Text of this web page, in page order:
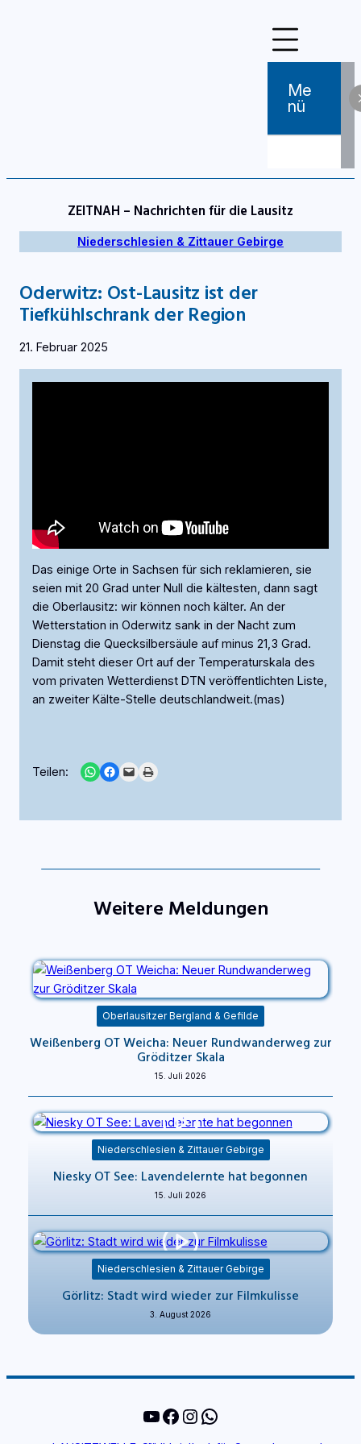
Me
Nü
ZEITNAH – Nachrichten für die Lausitz
Niederschlesien & Zittauer Gebirge
Oderwitz: Ost-Lausitz ist der
Tiefkühlschrank der Region
21. Februar 2025
Das einige Orte in Sachsen für sich reklamieren, sie
seien mit 20 Grad unter Null die kältesten, dann sagt
die Oberlausitz: wir können noch kälter. An der
Wetterstation in Oderwitz sank in der Nacht zum
Dienstag die Quecksilbersäule auf minus 21,3 Grad.
Damit steht dieser Ort auf der Temperaturskala des
vom privaten Wetterdienst DTN veröffentlichten Liste,
an zweiter Kälte-Stelle deutschlandweit.(mas)
Teilen: Share on WhatsApp
Share on Facebook
Email this PagePrint this Page
Weitere Meldungen
Oberlausitzer Bergland & Gefilde
Weißenberg OT Weicha: Neuer Rundwanderweg zur
Gröditzer Skala
15. Juli 2026
Niederschlesien & Zittauer Gebirge
Niesky OT See: Lavendelernte hat begonnen
15. Juli 2026
Niederschlesien & Zittauer Gebirge
Görlitz: Stadt wird wieder zur Filmkulisse
3. August 2026
YouTube
Facebook
Instagram
WhatsApp